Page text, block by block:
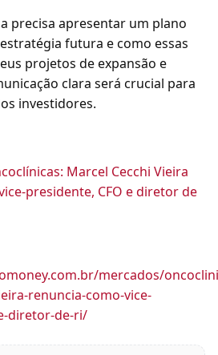
precisa apresentar um plano
futura e como essas
projetos de expansão e
clara será crucial para
investidores.
Marcel Cecchi Vieira
presidente, CFO e diretor de
mercados/
renuncia-como-vice-
diretor-de-ri/